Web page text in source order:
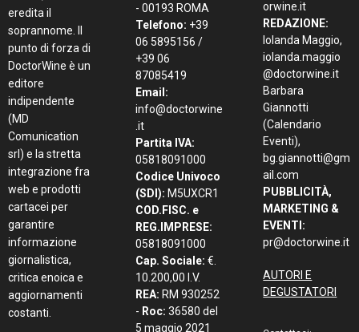
eredita il
soprannome. Il
punto di forza di
DoctorWine è un
editore
indipendente
(MD
Comunication
srl) e la stretta
integrazione fra
web e prodotti
cartacei per
garantire
informazione
giornalistica,
critica enoica e
aggiornamenti
costanti.
- 00193 ROMA
Telefono: +39
06 5895156 /
+39 06
87085419
Email:
info@doctorwine
.it
Partita IVA:
05818091000
Codice Univoco
(SDI): M5UXCR1
COD.FISC. e
REG.IMPRESE:
05818091000
Cap. Sociale: €.
10.200,00 I.V.
REA: RM 930252
- Roc: 36580 del
5 maggio 2021
orwine.it
REDAZIONE:
Iolanda Maggio,
iolanda.maggio
@doctorwine.it
Barbara
Giannotti
(Calendario
Eventi),
bg.giannotti@gm
ail.com
PUBBLICITÀ,
MARKETING &
EVENTI:
pr@doctorwine.it
AUTORI E
DEGUSTATORI